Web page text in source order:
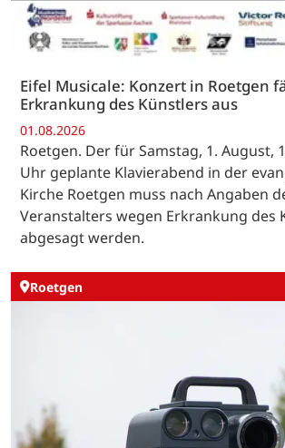
Eifel Musicale: Konzert in Roetgen
Erkrankung des Künstlers aus
01.08.2026
Roetgen. Der für Samstag, 1. August,
Uhr geplante Klavierabend in der
Kirche Roetgen muss nach Angaben
Veranstalters wegen Erkrankung des
abgesagt werden.
Roetgen